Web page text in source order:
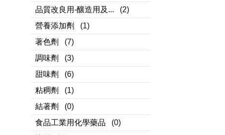
品質改良用-釀造用及...
(2)
營養添加劑
(1)
著色劑
(7)
調味劑
(3)
甜味劑
(6)
粘稠劑
(1)
結著劑
(0)
食品工業用化學藥品
(0)